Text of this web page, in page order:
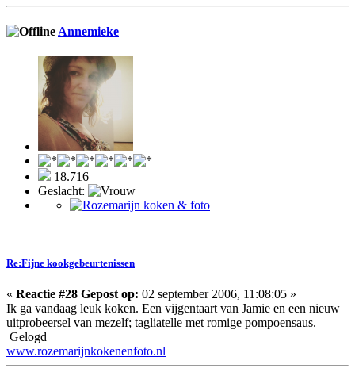
Annemieke
18.716
Geslacht:
Re:Fijne kookgebeurtenissen
« Reactie #28 Gepost op: 02 september 2006, 11:08:05 »
Ik ga vandaag leuk koken. Een vijgentaart van Jamie en een nieuw
uitprobeersel van mezelf; tagliatelle met romige pompoensaus.
Gelogd
www.rozemarijnkokenenfoto.nl